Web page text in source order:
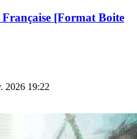
[Format Boite
2026 19:22